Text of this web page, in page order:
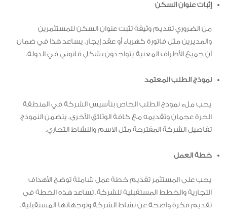
إثبات عنوان السكن
من الضروري تقديم وثيقة تثبت عنوان السكن للمستثمرين
والمديرين مثل فاتورة كهرباء أو عقد إيجار. يساعد هذا في ضمان
أن جميع الأطراف المعنية يتواجدون بشكل قانوني في الدولة.
نموذج الطلب المعتمد
يجب ملء نموذج الطلب الخاص بتأسيس الشركة في المنطقة
الحرة عجمان وتقديمه مع كافة الوثائق الأخرى. يتضمن النموذج
تفاصيل الشركة المقترحة مثل الاسم والنشاط التجاري.
خطة العمل
يجب على المستثمر تقديم خطة عمل شاملة توضح الأهداف
التجارية والخطط المستقبلية للشركة. تساعد هذه الخطة في
تقديم فكرة واضحة عن نشاط الشركة وتوجهاتها المستقبلية.